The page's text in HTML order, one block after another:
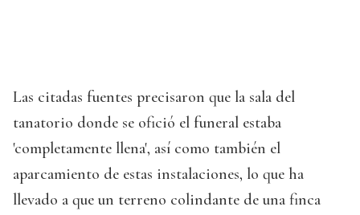
Las citadas fuentes precisaron que la sala del
tanatorio donde se ofició el funeral estaba
'completamente llena', así como también el
aparcamiento de estas instalaciones, lo que ha
llevado a que un terreno colindante de una finca